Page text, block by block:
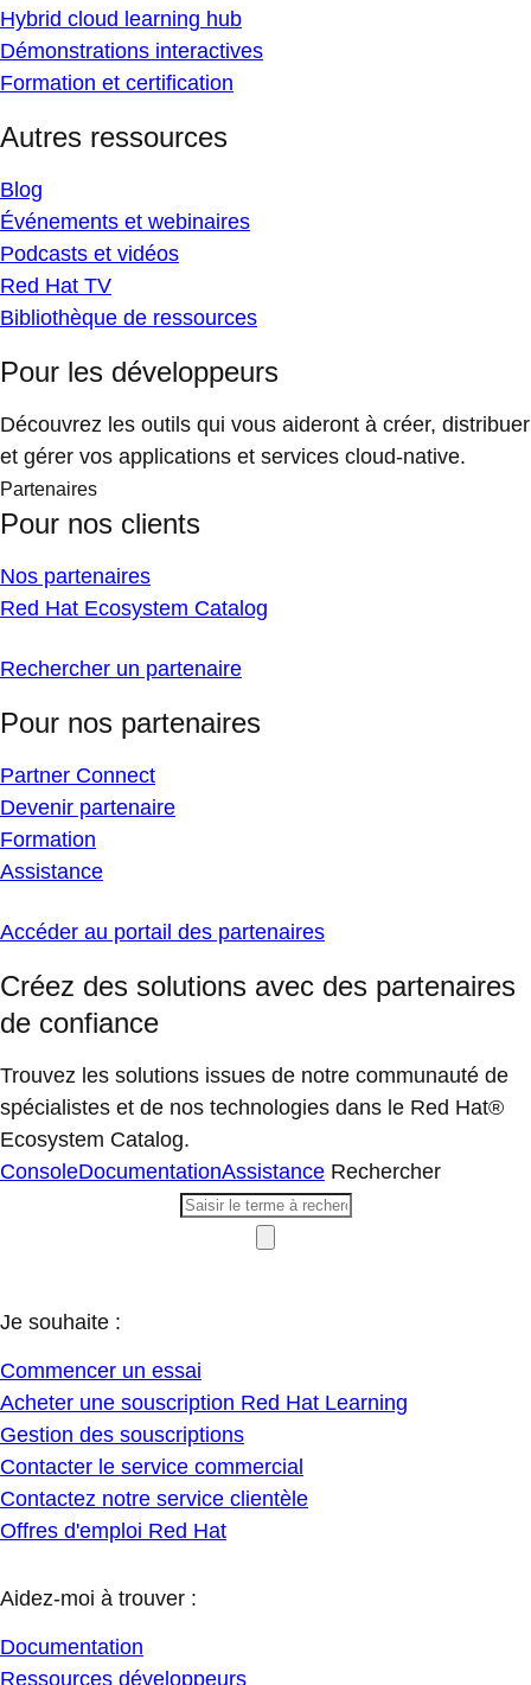
Hybrid cloud learning hub
Démonstrations interactives
Formation et certification
Autres ressources
Blog
Événements et webinaires
Podcasts et vidéos
Red Hat TV
Bibliothèque de ressources
Pour les développeurs
Découvrez les outils qui vous aideront à créer, distribuer
et gérer vos applications et services cloud-native.
Partenaires
Pour nos clients
Nos partenaires
Red Hat Ecosystem Catalog
Rechercher un partenaire
Pour nos partenaires
Partner Connect
Devenir partenaire
Formation
Assistance
Accéder au portail des partenaires
Créez des solutions avec des partenaires
de confiance
Trouvez les solutions issues de notre communauté de
spécialistes et de nos technologies dans le Red Hat®
Ecosystem Catalog.
ConsoleDocumentationAssistance Rechercher
Je souhaite :
Commencer un essai
Acheter une souscription Red Hat Learning
Gestion des souscriptions
Contacter le service commercial
Contactez notre service clientèle
Offres d'emploi Red Hat
Aidez-moi à trouver :
Documentation
Ressources développeurs